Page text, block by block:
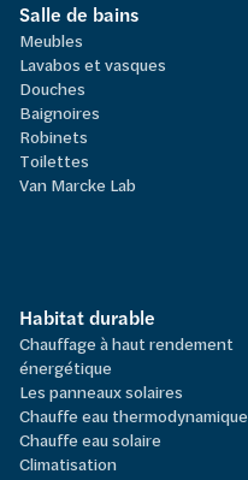
Salle de bains
Meubles
Lavabos et vasques
Douches
Baignoires
Robinets
Toilettes
Van Marcke Lab
Habitat durable
Chauffage à haut rendement
énergétique
Les panneaux solaires
Chauffe eau thermodynamique
Chauffe eau solaire
Climatisation